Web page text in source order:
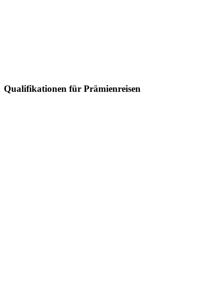
Qualifikationen für Prämienreisen